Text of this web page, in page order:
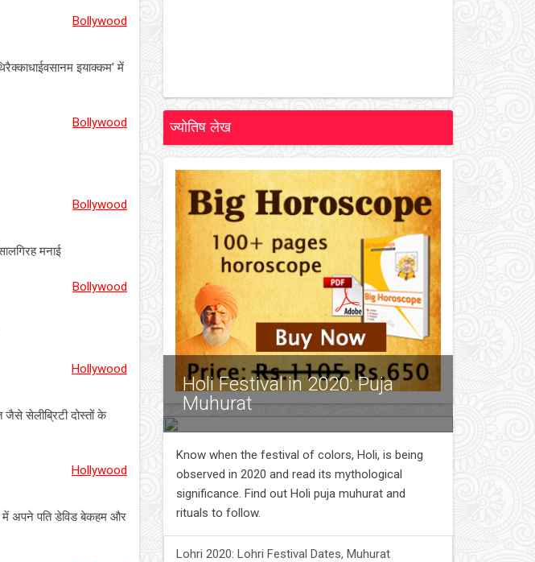
Bollywood
इयाक्कम' में
Bollywood
Bollywood
मनाई
Bollywood
Hollywood
जैसे सेलीब्रिटी दोस्तों के
Hollywood
में अपने पति डेविड बेकहम और
ज्योतिष लेख
Holi Festival in 2020: Puja
Muhurat
Know when the festival of colors, Holi, is being
observed in 2020 and read its mythological
significance. Find out Holi puja muhurat and
rituals to follow.
Lohri 2020: Lohri Festival Dates, Muhurat